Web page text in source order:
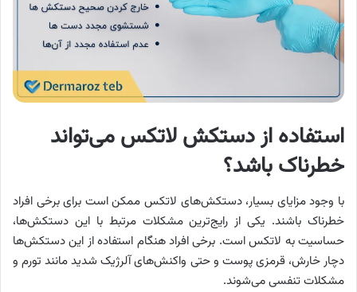
استفاده از دستکش لاتکس می‌تواند
خطرناک باشد؟
با وجود مزایای بسیار، دستکش‌های لاتکس ممکن است برای برخی افراد
خطرناک باشند. یکی از رایج‌ترین مشکلات مرتبط با این دستکش‌ها،
حساسیت به لاتکس است. برخی افراد هنگام استفاده از این دستکش‌ها
دچار خارش، قرمزی پوست و حتی واکنش‌های آلرژیک شدید مانند تورم و
مشکلات تنفسی می‌شوند.